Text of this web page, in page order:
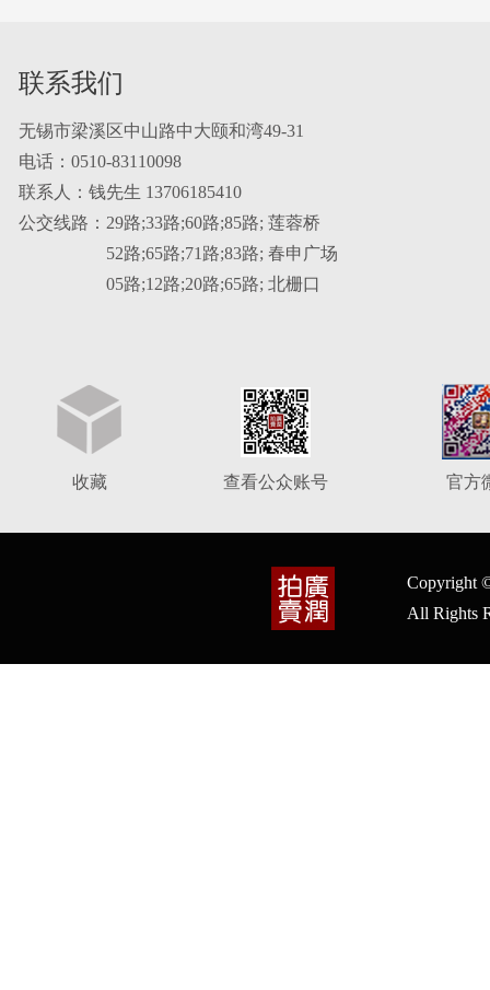
联系我们
无锡市梁溪区中山路中大颐和湾49-31
电话：0510-83110098
联系人：钱先生 13706185410
公交线路：29路;33路;60路;85路; 莲蓉桥
52路;65路;71路;83路; 春申广场
05路;12路;20路;65路; 北栅口
收藏 查看公众账号 官方
Copyright
All